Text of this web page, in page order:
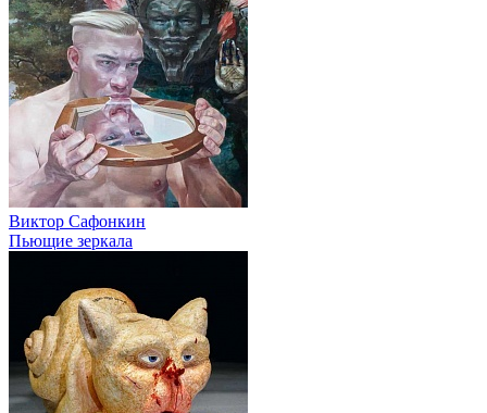
Виктор Сафонкин
Пьющие зеркала